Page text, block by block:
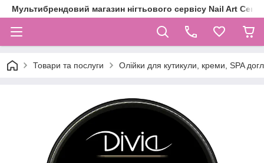
Мультибрендовий магазин нігтьового сервісу Nail Art
Товари та послуги Олійки для кутикули, креми, SPA